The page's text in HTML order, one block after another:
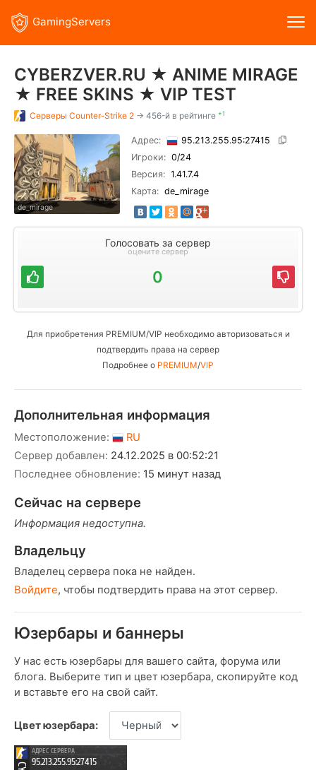
GamingServers
CYBERZVER.RU ★ ANIME MIRAGE
★ FREE SKINS ★ VIP TEST
Серверы Counter-Strike 2 → 456-й в рейтинге +1
de_mirage
Адрес:
95.213.255.95:27415
Игроки: 0/24
Версия: 1.41.7.4
Карта: de_mirage
Голосовать за сервер
оцените сервер
0
Для приобретения PREMIUM/VIP необходимо авторизоваться и
подтвердить права на сервер
Подробнее о PREMIUM/VIP
Дополнительная информация
Местоположение:
RU
Сервер добавлен: 24.12.2025 в 00:52:21
Последнее обновление: 15 минут назад
Сейчас на сервере
Информация недоступна.
Владельцу
Владелец сервера пока не найден.
Войдите, чтобы подтвердить права на этот сервер.
Юзербары и баннеры
У нас есть юзербары для вашего сайта, форума или
блога. Выберите тип и цвет юзербара, скопируйте код
и вставьте его на свой сайт.
Цвет юзербара: